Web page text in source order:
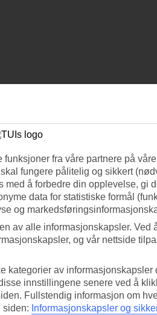
fra våre partnere på
fungere pålitelig og sikkert
med å forbedre din opplevelse, gi
data for statistiske formål
og
av alle informasjonskapsler. Ved
og vår nettside
kategorier av informasjonskapsler
innstillingene senere ved å
Fullstendig informasjon om
siden: Informasjonskapsler og